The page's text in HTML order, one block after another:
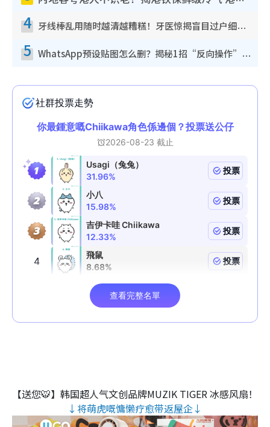
4 牙线棒乱用随时越清越糟糕！牙医惊揭盲目过户细菌恐致龋齿：这种才是日常真保养
5 WhatsApp预设贴图怎么删？揭秘1招“反向操作”还原简洁界面 附3步实测教程
【送您🐯】韩国超人气文创品牌MUZIK TIGER 冰感风扇！
↓将萌虎嘅慵懒疗愈带返屋企↓